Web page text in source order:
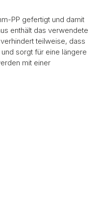
PP gefertigt und damit
enthält das verwendete
teilweise, dass
sorgt für eine längere
mit einer